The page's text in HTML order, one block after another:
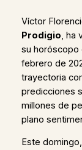
Víctor
Prodigio, ha
su horóscopo
febrero de
trayectoria
predicciones
millones de
plano
Este